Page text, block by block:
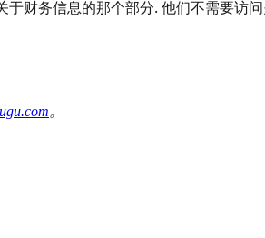
财务信息的那个部分. 他们不需要访
。